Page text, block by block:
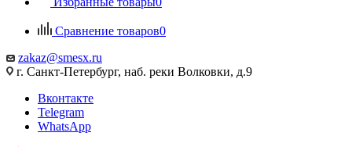
Сравнение товаров0
zakaz@smesx.ru
г. Санкт-Петербург, наб. реки Волковки, д.9
Вконтакте
Telegram
WhatsApp